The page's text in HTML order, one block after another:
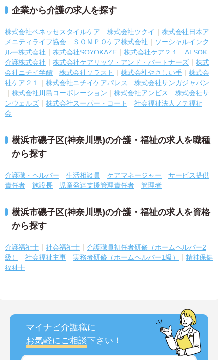
企業から介護の求人を探す
株式会社ベネッセスタイルケア 株式会社ツクイ
株式会社日本ア
メニティライフ協会
ＳＯＭＰＯケア株式会社
ソーシャルインク
ルー株式会社
株式会社SOYOKAZE 株式会社ケア２１
ALSOK
介護株式会社
株式会社ケアリッツ・アンド・パートナーズ
株式
会社ニチイ学館
株式会社ソラスト 株式会社やさしい手
株式会
社ケア２１
株式会社ニチイケアパレス
株式会社サンガジャパン
株式会社川島コーポレーション
株式会社アンビス
株式会社サ
ンウェルズ
株式会社スーパー・コート
社会福祉法人ノテ福祉
会
横浜市磯子区(神奈川県)の介護・福祉の求人を職種
から探す
介護職・ヘルパー 生活相談員 ケアマネージャー
サービス提供
責任者
施設長 児童発達支援管理責任者 管理者
横浜市磯子区(神奈川県)の介護・福祉の求人を資格
から探す
介護福祉士 社会福祉士
介護職員初任者研修（ホームヘルパー2
級）
社会福祉主事 実務者研修（ホームヘルパー1級）
精神保健
福祉士
マイナビ介護職に
お気軽にご相談下さい！